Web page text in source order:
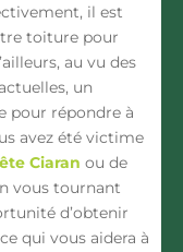
il est
toiture pour
au vu des
un
pour répondre à
avez été victime
Ciaran ou de
vous tournant
d’obtenir
qui vous aidera à